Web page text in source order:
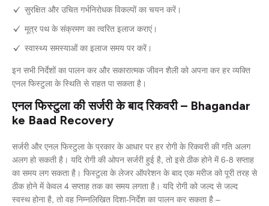
सुरक्षित और उचित गर्भनिरोधक विकल्पों का चयन करें।
मूत्र पथ के संक्रमण का त्वरित इलाज कराएं।
स्वास्थ्य समस्याओं का इलाज समय पर करें।
इन सभी निर्देशों का पालन कर और सकारात्मक जीवन शैली को अपना कर हर व्यक्ति
एनल फिस्टुला के स्थिति से राहत पा सकता है।
एनल फिस्टुला की सर्जरी के बाद रिकवरी – Bhagandar
ke Baad Recovery
सर्जरी और एनल फिस्टुला के प्रकार के आधार पर हर रोगी के रिकवरी की गति अलग
अलग हो सकती है। यदि रोगी की ओपन सर्जरी हुई है, तो इसे ठीक होने में 6-8 सप्ताह
का समय लग सकता है। फिस्टुला के लेजर ऑपरेशन के बाद एक मरीज को पूरी तरह से
ठीक होने में केवल 4 सप्ताह तक का समय लगता है। यदि रोगी को जल्द से जल्द
स्वस्थ होना है, तो वह निम्नलिखित दिशा-निर्देश का पालन कर सकता है –